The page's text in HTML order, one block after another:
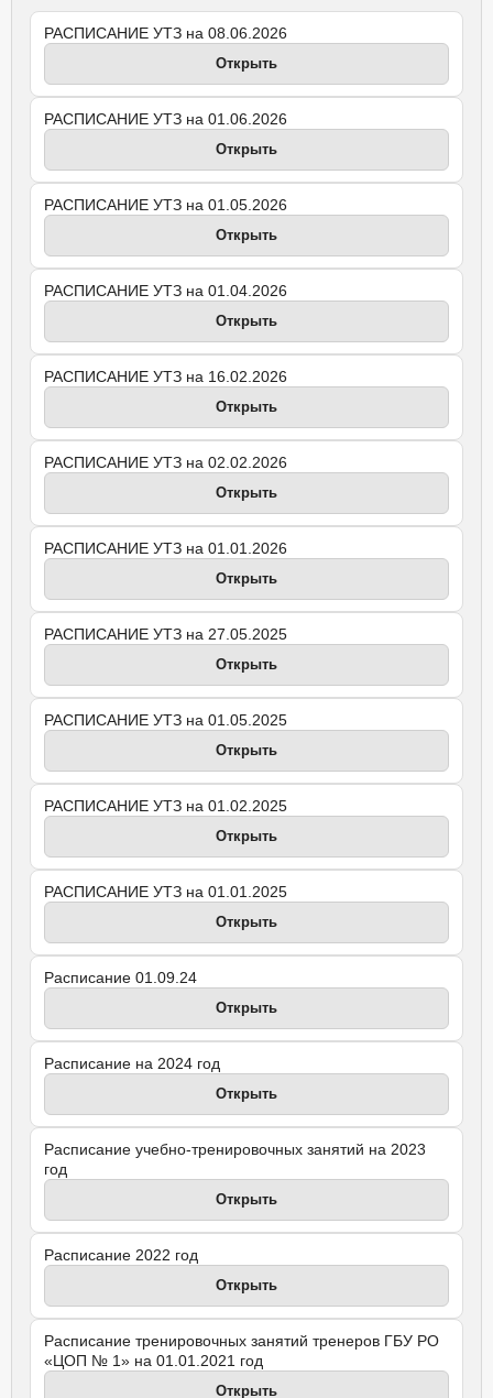
РАСПИСАНИЕ УТЗ на 08.06.2026
Открыть
РАСПИСАНИЕ УТЗ на 01.06.2026
Открыть
РАСПИСАНИЕ УТЗ на 01.05.2026
Открыть
РАСПИСАНИЕ УТЗ на 01.04.2026
Открыть
РАСПИСАНИЕ УТЗ на 16.02.2026
Открыть
РАСПИСАНИЕ УТЗ на 02.02.2026
Открыть
РАСПИСАНИЕ УТЗ на 01.01.2026
Открыть
РАСПИСАНИЕ УТЗ на 27.05.2025
Открыть
РАСПИСАНИЕ УТЗ на 01.05.2025
Открыть
РАСПИСАНИЕ УТЗ на 01.02.2025
Открыть
РАСПИСАНИЕ УТЗ на 01.01.2025
Открыть
Расписание 01.09.24
Открыть
Расписание на 2024 год
Открыть
Расписание учебно-тренировочных занятий на 2023
год
Открыть
Расписание 2022 год
Открыть
Расписание тренировочных занятий тренеров ГБУ РО
«ЦОП № 1» на 01.01.2021 год
Открыть